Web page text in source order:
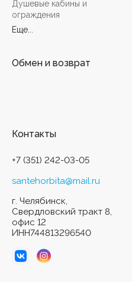
Душевые кабины и
ограждения
Еще...
Обмен и возврат
Контакты
+7 (351) 242-03-05
santehorbita@mail.ru
г. Челябинск,
Свердловский тракт 8,
офис 12
ИНН744813296540